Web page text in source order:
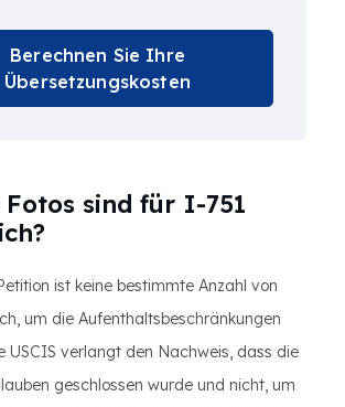
Berechnen Sie Ihre
Übersetzungskosten
sind für I-751
ist keine bestimmte Anzahl von
um die Aufenthaltsbeschränkungen
USCIS verlangt den Nachweis, dass die
geschlossen wurde und nicht, um